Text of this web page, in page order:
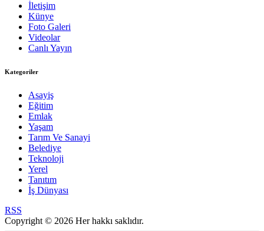
İletişim
Künye
Foto Galeri
Videolar
Canlı Yayın
Kategoriler
Asayiş
Eğitim
Emlak
Yaşam
Tarım Ve Sanayi
Belediye
Teknoloji
Yerel
Tanıtım
İş Dünyası
RSS
Copyright © 2026 Her hakkı saklıdır.